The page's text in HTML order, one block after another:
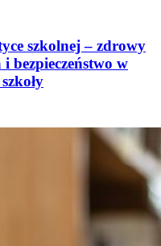
szkolnej – zdrowy
bezpieczeństwo w